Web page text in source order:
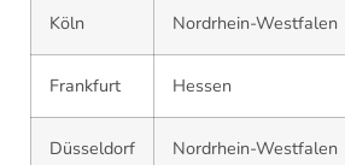
Köln Nordrhein-Westfalen
Frankfurt Hessen
Düsseldorf Nordrhein-Westfalen